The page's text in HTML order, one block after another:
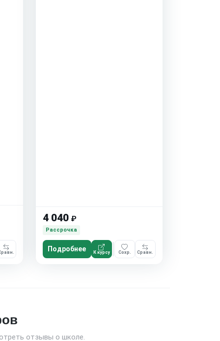
4 040₽
Рассрочка
Подробнее К курсу Сохр. Сравн.
отзывы о школе.